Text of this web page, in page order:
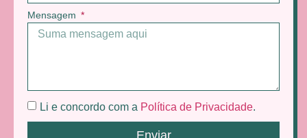
Mensagem
Li e concordo com a Política de Privacidade
Enviar